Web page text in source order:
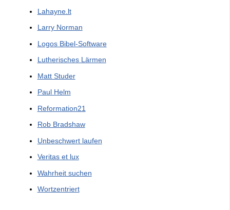
Lahayne.lt
Larry Norman
Logos Bibel-Software
Lutherisches Lärmen
Matt Studer
Paul Helm
Reformation21
Rob Bradshaw
Unbeschwert laufen
Veritas et lux
Wahrheit suchen
Wortzentriert